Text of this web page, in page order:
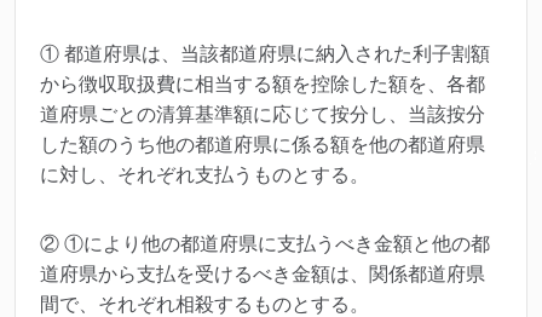
① 都道府県は、当該都道府県に納入された利子割額
から徴収取扱費に相当する額を控除した額を、各都
道府県ごとの清算基準額に応じて按分し、当該按分
した額のうち他の都道府県に係る額を他の都道府県
に対し、それぞれ支払うものとする。
② ①により他の都道府県に支払うべき金額と他の都
道府県から支払を受けるべき金額は、関係都道府県
間で、それぞれ相殺するものとする。